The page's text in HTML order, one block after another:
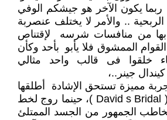
ربما يكون الآخر هو جيشكم الوفي
.. والأمر لا يختلف عنصربة
بها من منافسات شرسه لإقتناص
القوام الممشوق فلا يأبو بأحد وكأن
خلقوا فى قالب واحد مثالي
جينر..،
مميزة تستحق الإشادة أطلقها
بيت الأزياء الأمريكي ( David s Bridal )، حينما روج لخط
الجمهور من الجسد الممتلئ